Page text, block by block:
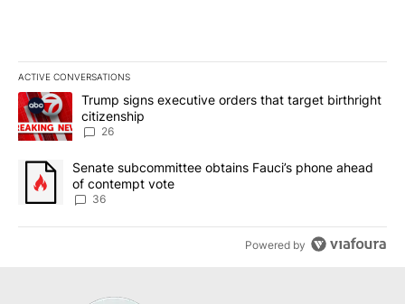
ACTIVE CONVERSATIONS
The following is a list of the most commented articles in the last
A trending article titled "Trump signs executive orders that
Trump signs executive orders that target birthright
citizenship
26
A trending article titled "Senate subcommittee obtains Fauci’s
Senate subcommittee obtains Fauci’s phone ahead
of contempt vote
36
Powered by